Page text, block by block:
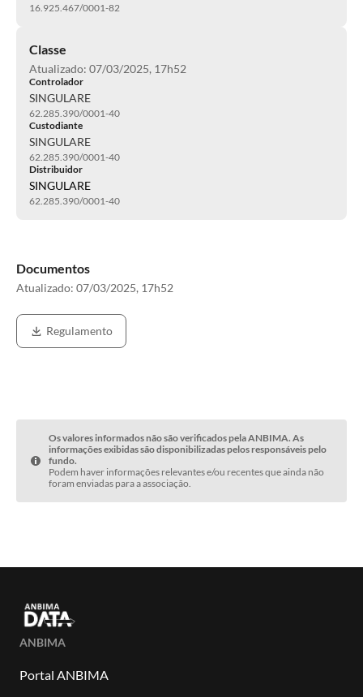
16.925.467/0001-82
Classe
Atualizado: 07/03/2025, 17h52
Controlador
SINGULARE
62.285.390/0001-40
Custodiante
SINGULARE
62.285.390/0001-40
Distribuidor
SINGULARE
62.285.390/0001-40
Documentos
Atualizado: 07/03/2025, 17h52
Regulamento
Os valores informados não são verificados pela ANBIMA. As
informações exibidas são disponibilizadas pelos responsáveis pelo
fundo.
Podem haver informações relevantes e/ou recentes que ainda não
foram enviadas para a associação.
ANBIMA
Portal ANBIMA